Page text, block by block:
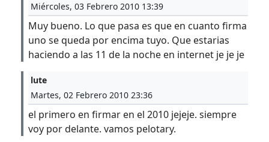
Miércoles, 03 Febrero 2010 13:39
Muy bueno. Lo que pasa es que en cuanto firma
uno se queda por encima tuyo. Que estarias
haciendo a las 11 de la noche en internet je je je
lute
Martes, 02 Febrero 2010 23:36
el primero en firmar en el 2010 jejeje. siempre
voy por delante. vamos pelotary.